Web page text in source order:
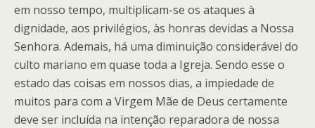
em nosso tempo, multiplicam-se os ataques à
dignidade, aos privilégios, às honras devidas a Nossa
Senhora. Ademais, há uma diminuição considerável do
culto mariano em quase toda a Igreja. Sendo esse o
estado das coisas em nossos dias, a impiedade de
muitos para com a Virgem Mãe de Deus certamente
deve ser incluída na intenção reparadora de nossa